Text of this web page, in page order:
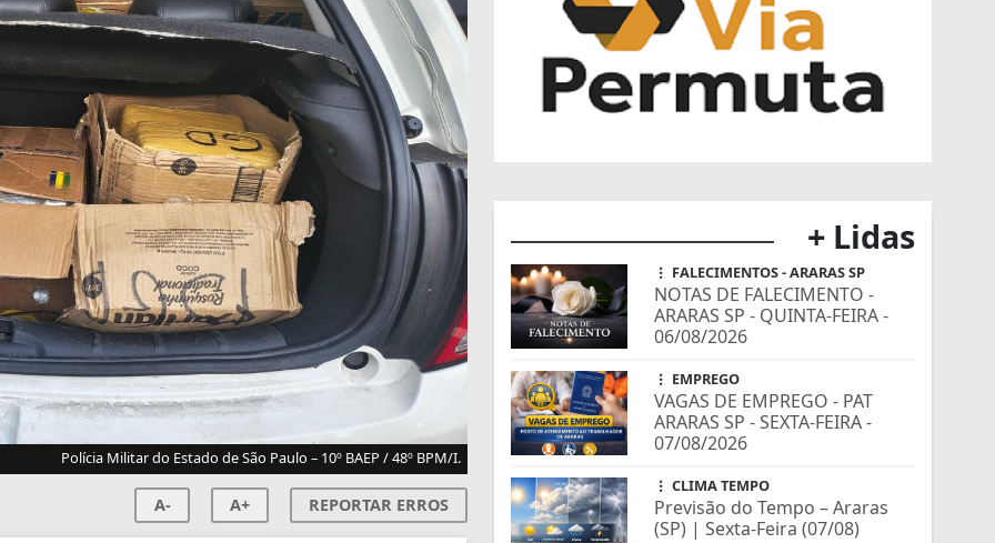
Polícia Militar do Estado de São Paulo – 10º BAEP / 48º BPM/I.
A- A+ REPORTAR ERROS
+ Lidas
FALECIMENTOS - ARARAS SP
NOTAS DE FALECIMENTO -
ARARAS SP - QUINTA-FEIRA -
06/08/2026
EMPREGO
VAGAS DE EMPREGO - PAT
ARARAS SP - SEXTA-FEIRA -
07/08/2026
CLIMA TEMPO
Previsão do Tempo – Araras
(SP) | Sexta-Feira (07/08)